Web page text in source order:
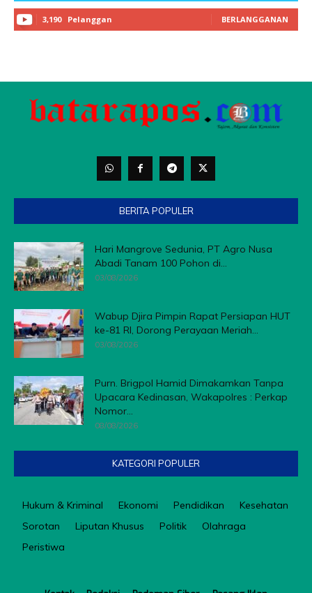
3,190 Pelanggan BERLANGGANAN
BERITA POPULER
Hari Mangrove Sedunia, PT Agro Nusa
Abadi Tanam 100 Pohon di...
03/08/2026
Wabup Djira Pimpin Rapat Persiapan HUT
ke-81 RI, Dorong Perayaan Meriah...
03/08/2026
Purn. Brigpol Hamid Dimakamkan Tanpa
Upacara Kedinasan, Wakapolres : Perkap
Nomor...
08/08/2026
KATEGORI POPULER
Hukum & Kriminal Ekonomi Pendidikan
Kesehatan
Sorotan
Liputan Khusus Politik
Olahraga
Peristiwa